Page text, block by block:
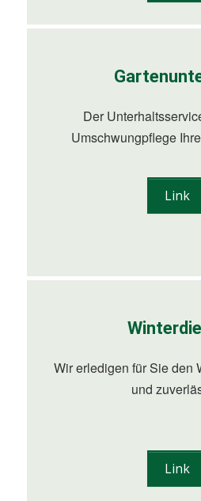
Der
Umschwungpflege
Link
Wir erledigen für Sie den
und
Link